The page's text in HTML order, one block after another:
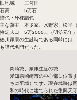
旧地域
三河国
石高
5万石
譜代・外様譜代
主な藩主
本多家、水野家、松平
推定人口
5万3000人（明治元年）
徳川家康の生誕時である岡崎には
も譜代名門だった。
岡崎城、家康生誕の城
愛知県岡崎市の中心部に位置
ちに平城）です。現在城跡は
和の時代に建てられた復興天